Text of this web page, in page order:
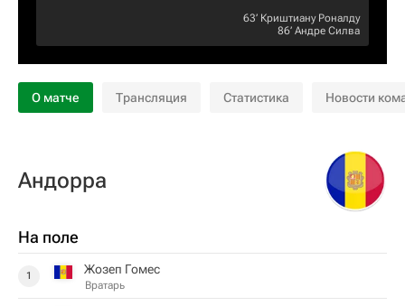
63‎’‎ Криштиану Роналду
86‎’‎ Андре Силва
О матче Трансляция Статистика Новости
Андорра
На поле
1 Жозеп Гомес
Вратарь